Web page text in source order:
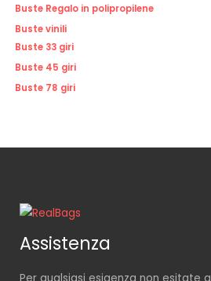
Buste Regalo in polipropilene
Buste vinili
Buste 33 giri
Buste 45 giri
Buste 78 giri
Assistenza